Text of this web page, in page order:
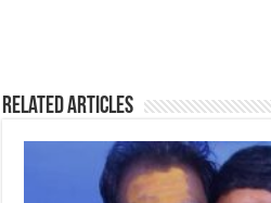
Related Articles